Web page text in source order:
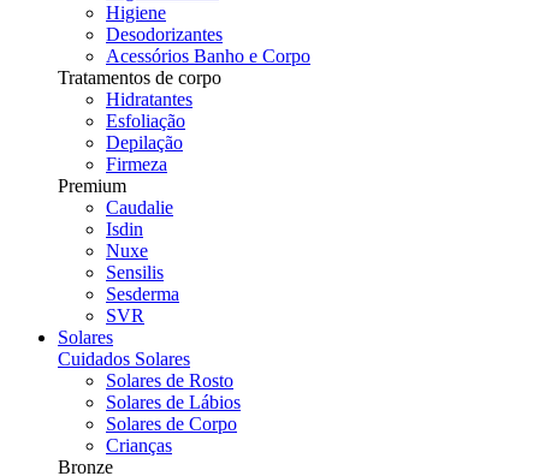
Higiene
Desodorizantes
Acessórios Banho e Corpo
Tratamentos de corpo
Hidratantes
Esfoliação
Depilação
Firmeza
Premium
Caudalie
Isdin
Nuxe
Sensilis
Sesderma
SVR
Solares
Cuidados Solares
Solares de Rosto
Solares de Lábios
Solares de Corpo
Crianças
Bronze